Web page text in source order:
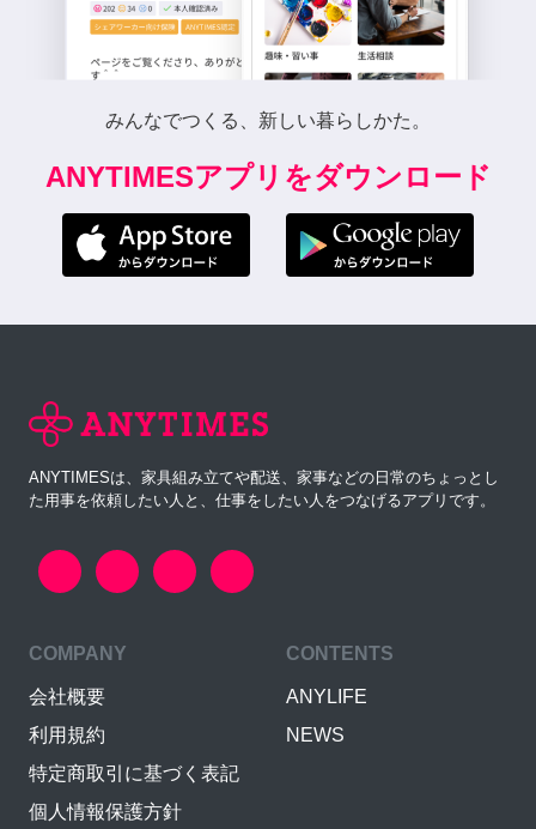
みんなでつくる、新しい暮らしかた。
ANYTIMESアプリをダウンロード
ANYTIMESは、家具組み立てや配送、家事などの日常のちょっとし
た用事を依頼したい人と、仕事をしたい人をつなげるアプリです。
COMPANY
会社概要
利用規約
特定商取引に基づく表記
個人情報保護方針
CONTENTS
ANYLIFE
NEWS